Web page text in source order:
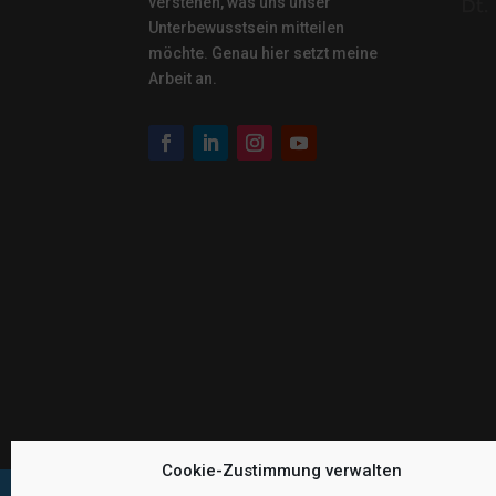
Cookie-Zustimmung verwalten
Unterbewusstsein mitteilen
möchte. Genau hier setzt meine
Arbeit an.